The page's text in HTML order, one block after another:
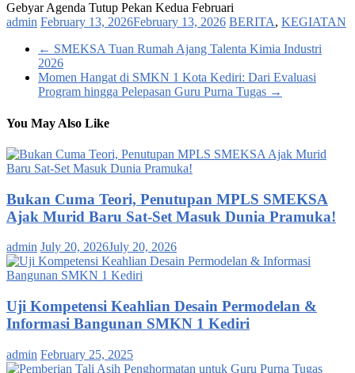
Gebyar Agenda Tutup Pekan Kedua Februari
admin February 13, 2026February 13, 2026 BERITA, KEGIATAN
← SMEKSA Tuan Rumah Ajang Talenta Kimia Industri
2026
Momen Hangat di SMKN 1 Kota Kediri: Dari Evaluasi
Program hingga Pelepasan Guru Purna Tugas →
You May Also Like
Bukan Cuma Teori, Penutupan MPLS SMEKSA
Ajak Murid Baru Sat-Set Masuk Dunia Pramuka!
admin July 20, 2026July 20, 2026
Uji Kompetensi Keahlian Desain Permodelan &
Informasi Bangunan SMKN 1 Kediri
admin February 25, 2025